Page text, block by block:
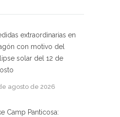
extraordinarias en
con motivo del
solar del 12 de
agosto de 2026
Camp Panticosa: